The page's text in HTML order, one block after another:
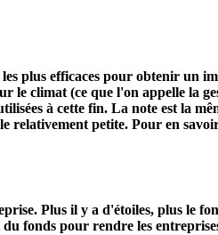
plus efficaces pour obtenir un
le climat (ce que l'on appelle la
à cette fin. La note est la
relativement petite. Pour en
Plus il y a d'étoiles, plus le
fonds pour rendre les